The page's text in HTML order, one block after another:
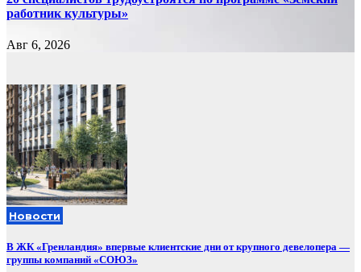
работник культуры»
Авг 6, 2026
Новости
В ЖК «Гренландия» впервые клиентские дни от крупного девелопера —
группы компаний «СОЮЗ»